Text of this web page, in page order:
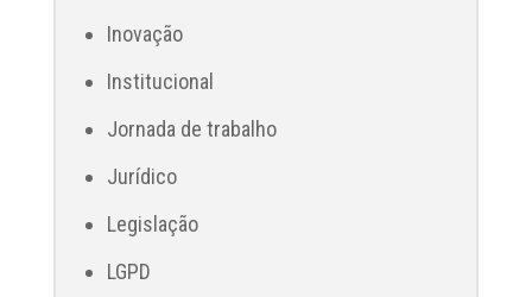
Inovação
Institucional
Jornada de trabalho
Jurídico
Legislação
LGPD